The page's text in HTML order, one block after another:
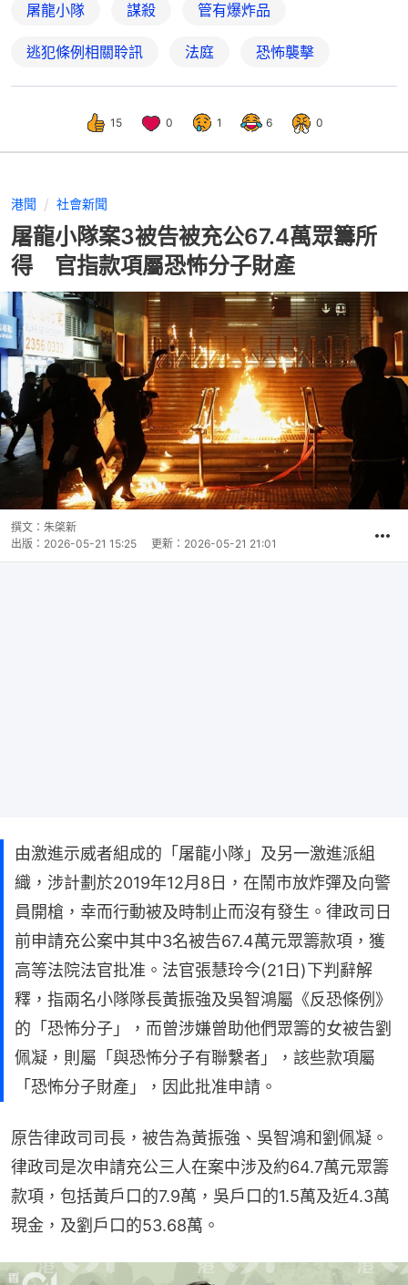
屠龍小隊 謀殺 管有爆炸品
逃犯條例相關聆訊 法庭 恐怖襲擊
15 0 1 6 0
港聞 社會新聞
屠龍小隊案3被告被充公67.4萬眾籌所
得 官指款項屬恐怖分子財產
撰文： 朱棨新
出版： 2026-05-21 15:25 更新： 2026-05-21 21:01
由激進示威者組成的「屠龍小隊」及另一激進派組
織，涉計劃於2019年12月8日，在鬧市放炸彈及向警
員開槍，幸而行動被及時制止而沒有發生。律政司日
前申請充公案中其中3名被告67.4萬元眾籌款項，獲
高等法院法官批准。法官張慧玲今(21日)下判辭解
釋，指兩名小隊隊長黃振強及吳智鴻屬《反恐條例》
的「恐怖分子」，而曾涉嫌曾助他們眾籌的女被告劉
佩凝，則屬「與恐怖分子有聯繫者」，該些款項屬
「恐怖分子財產」，因此批准申請。
原告律政司司長，被告為黃振強、吳智鴻和劉佩凝。
律政司是次申請充公三人在案中涉及約64.7萬元眾籌
款項，包括黃戶口的7.9萬，吳戶口的1.5萬及近4.3萬
現金，及劉戶口的53.68萬。